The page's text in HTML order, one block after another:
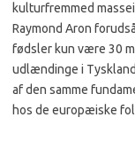
kulturfremmed
Raymond Aron
fødsler kun være 30
udlændinge i
af den samme
hos de europæiske